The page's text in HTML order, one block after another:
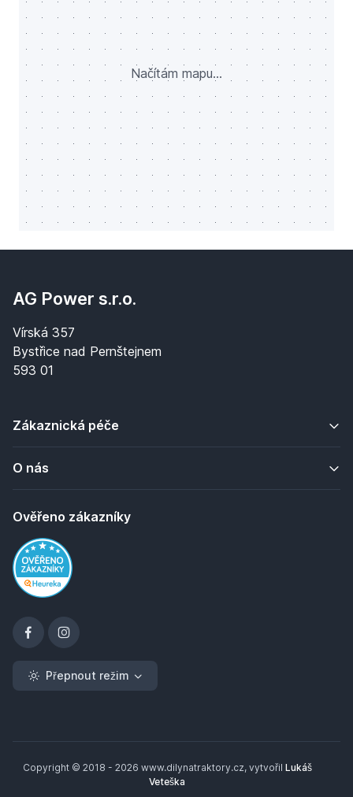
Načítám mapu...
AG Power s.r.o.
Vírská 357
Bystřice nad Pernštejnem
593 01
Zákaznická péče
O nás
Ověřeno zákazníky
Přepnout režim
Copyright © 2018 - 2026 www.dilynatraktory.cz, vytvořil Lukáš
Veteška